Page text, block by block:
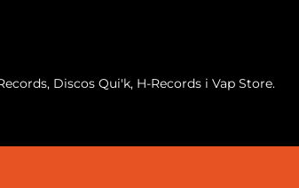
Discos Qui'k, H-Records i Vap Store.